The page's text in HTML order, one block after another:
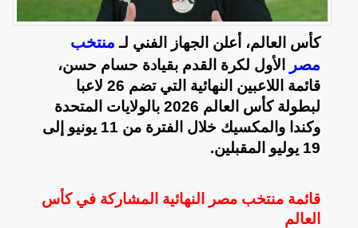
كأس العالم، أعلن الجهاز الفني لـ منتخب
مصر
الأول لكرة القدم بقيادة حسام حسن،
قائمة اللاعبين النهائية التي تضم 26 لاعبا
لبطولة كأس العالم 2026 بالولايات المتحدة
وكندا والمكسيك خلال الفترة من 11 يونيو إلى
19 يوليو المقبلين.
قائمة منتخب مصر النهائية المشاركة في كأس
العالم